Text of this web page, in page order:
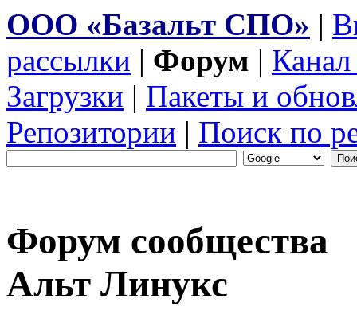
ООО «Базальт СПО» |
рассылки | Форум |
Загрузки | Пакеты и
Репозитории | Поиск по
Форум сообщества
Альт Линукс